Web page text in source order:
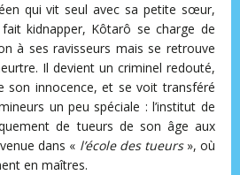
qui vit seul avec sa petite sœur,
fait kidnapper, Kôtarô se charge de
à ses ravisseurs mais se retrouve
Il devient un criminel redouté,
son innocence, et se voit transféré
un peu spéciale : l’institut de
de tueurs de son âge aux
dans « l’école des tueurs», où
en maîtres.